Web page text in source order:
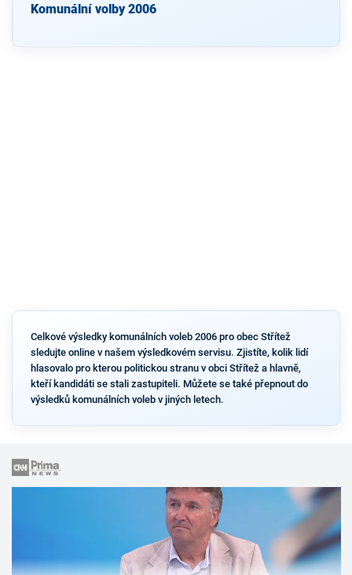
Komunální volby 2006
Celkové výsledky komunálních voleb 2006 pro obec Střítež
sledujte online v našem výsledkovém servisu. Zjistíte, kolik lidí
hlasovalo pro kterou politickou stranu v obci Střítež a hlavně,
kteří kandidáti se stali zastupiteli. Můžete se také přepnout do
výsledků komunálních voleb v jiných letech.